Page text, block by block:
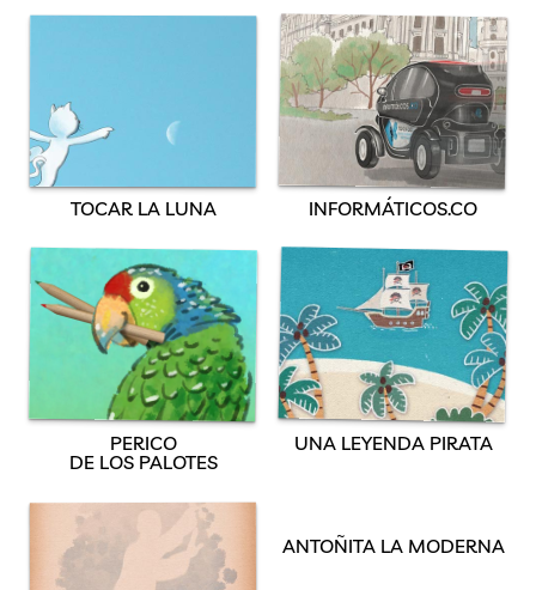
TOCAR LA LUNA INFORMÁTICOS.CO
PERICO
DE LOS PALOTES
UNA LEYENDA PIRATA
ANTOÑITA LA MODERNA